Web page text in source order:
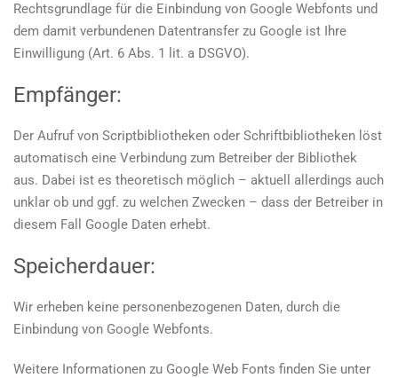
Rechtsgrundlage für die Einbindung von Google Webfonts und
dem damit verbundenen Datentransfer zu Google ist Ihre
Einwilligung (Art. 6 Abs. 1 lit. a DSGVO).
Empfänger:
Der Aufruf von Scriptbibliotheken oder Schriftbibliotheken löst
automatisch eine Verbindung zum Betreiber der Bibliothek
aus. Dabei ist es theoretisch möglich – aktuell allerdings auch
unklar ob und ggf. zu welchen Zwecken – dass der Betreiber in
diesem Fall Google Daten erhebt.
Speicherdauer:
Wir erheben keine personenbezogenen Daten, durch die
Einbindung von Google Webfonts.
Weitere Informationen zu Google Web Fonts finden Sie unter